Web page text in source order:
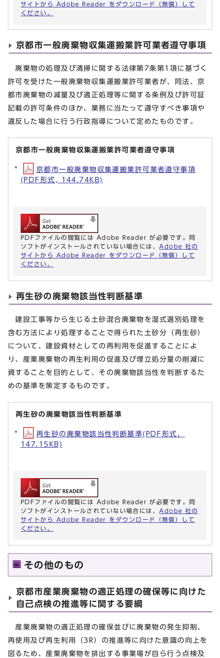
サイトから Adobe Reader をダウンロード（無償）して
ください。
京都市一般廃棄物収集運搬業許可業者遵守事項
廃棄物の処理及び清掃に関する法律第7条第1項に基づく
許可を受けた一般廃棄物収集運搬業許可業者が、同法、京
都市廃棄物の減量及び適正処理等に関する条例及び許可証
記載の許可条件のほか、業務に当たって遵守すべき事項や
違反した場合に行う行政指導について定めたものです。
京都市一般廃棄物収集運搬業許可業者遵守事項
京都市一般廃棄物収集運搬業許可業者遵守事項
(PDF形式, 144.74KB)
PDFファイルの閲覧には Adobe Reader が必要です。同
ソフトがインストールされていない場合には、 Adobe 社の
サイトから Adobe Reader をダウンロード（無償）して
ください。
再生砂の廃棄物該当性判断基準
建設工事等から生じる土砂混合廃棄物を湿式選別処理を
含む方法により処理することで得られた土砂分（再生砂）
について、建設資材としての再利用を促進することによ
り、産業廃棄物の再生利用の促進及び埋立処分量の削減に
資することを目的として、その廃棄物該当性を判断するた
めの基準を策定するものです。
再生砂の廃棄物該当性判断基準
再生砂の廃棄物該当性判断基準(PDF形式、
147.15KB)
PDFファイルの閲覧には Adobe Reader が必要です。同
ソフトがインストールされていない場合には、 Adobe 社の
サイトから Adobe Reader をダウンロード（無償）して
ください。
その他のもの
京都市産業廃棄物の適正処理の確保等に向けた
自己点検の推進等に関する要綱
産業廃棄物の適正処理の確保並びに廃棄物の発生抑制、
再使用及び再生利用（3R）の推進等に向けた意識の向上を
図るため、産業廃棄物を排出する事業場が自ら行う点検及